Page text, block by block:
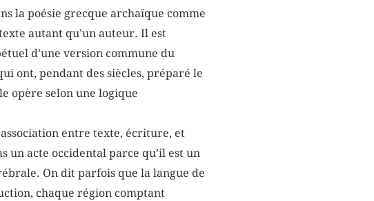
la poésie grecque archaïque comme
autant qu’un auteur. Il est
d’une version commune du
ont, pendant des siècles, préparé le
opère selon une logique
entre texte, écriture, et
un acte occidental parce qu’il est un
On dit parfois que la langue de
chaque région comptant